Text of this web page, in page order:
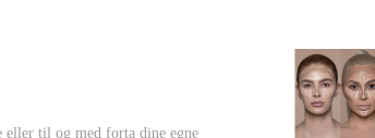
eller til og med forta dine egne